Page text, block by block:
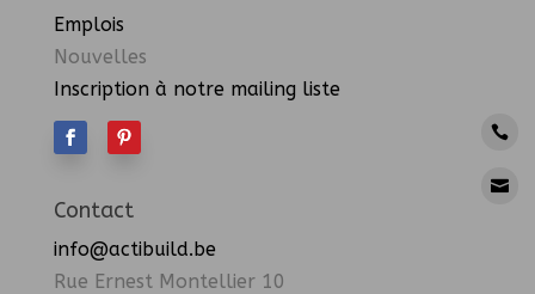
Emplois
Nouvelles
Inscription à notre mailing liste

Contact
info@actibuild.be
Rue Ernest Montellier 10
